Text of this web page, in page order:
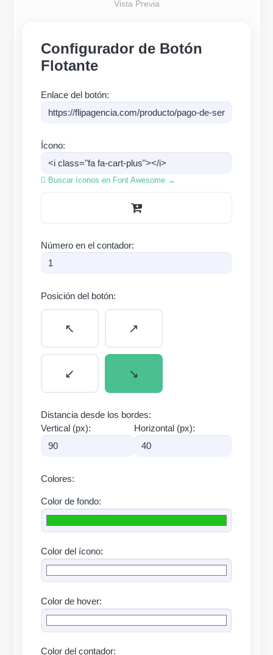
Vista Previa
Configurador de Botón
Flotante
Enlace del botón:
Ícono:
Buscar íconos en Font Awesome →
Número en el contador:
Posición del botón:
↖️ ↗️
↙️ ↘️
Distancia desde los bordes:
Vertical (px):
Horizontal (px):
Colores:
Color de fondo:
Color del ícono:
Color de hover:
Color del contador: